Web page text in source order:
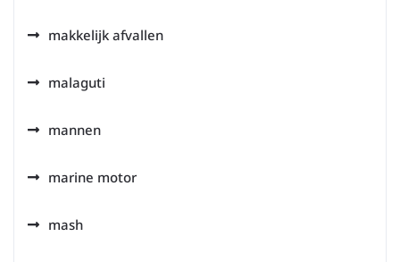
makkelijk afvallen
malaguti
mannen
marine motor
mash